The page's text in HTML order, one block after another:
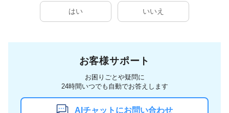
はい いいえ
お客様サポート
お困りごとや疑問に
24時間いつでも自動でお答えします
AIチャットにお問い合わせ